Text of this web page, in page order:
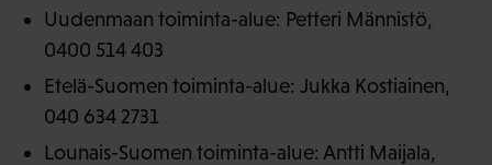
Uudenmaan toiminta-alue: Petteri Männistö,
0400 514 403
Etelä-Suomen toiminta-alue: Jukka Kostiainen,
040 634 2731
Lounais-Suomen toiminta-alue: Antti Maijala,